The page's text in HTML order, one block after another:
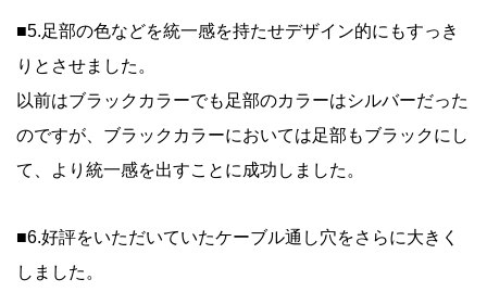
■5.足部の色などを統一感を持たせデザイン的にもすっき
りとさせました。
以前はブラックカラーでも足部のカラーはシルバーだった
のですが、ブラックカラーにおいては足部もブラックにし
て、より統一感を出すことに成功しました。
■6.好評をいただいていたケーブル通し穴をさらに大きく
しました。